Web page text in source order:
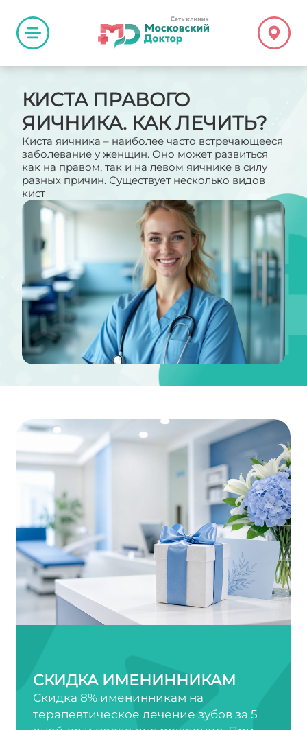
КИСТА ПРАВОГО
ЯИЧНИКА. КАК ЛЕЧИТЬ?
Киста яичника – наиболее часто встречающееся
заболевание у женщин. Оно может развиться
как на правом, так и на левом яичнике в силу
разных причин. Существует несколько видов
кист
СКИДКА ИМЕНИННИКАМ
Скидка 8% именинникам на
терапевтическое лечение зубов за 5